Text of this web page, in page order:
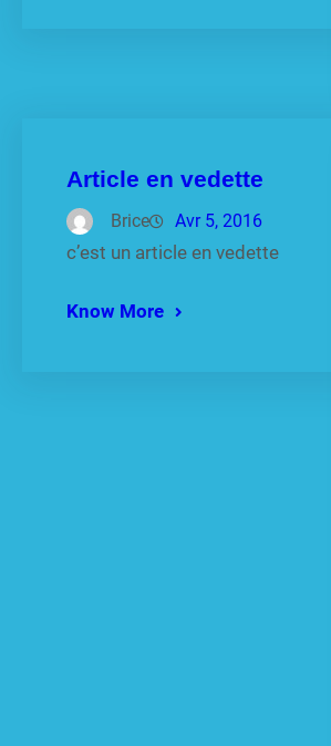
Article en vedette
Brice Avr 5, 2016
c’est un article en vedette
Know More